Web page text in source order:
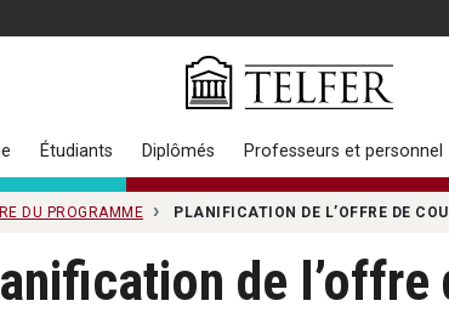
Étudiants Diplômés Professeurs et personnel
DU PROGRAMME PLANIFICATION DE L’OFFRE DE
de l’offre